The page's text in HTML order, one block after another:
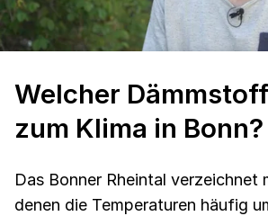
Welcher
zum Klima in Bonn?
Das Bonner Rheintal verzeichnet
denen die Temperaturen häufig